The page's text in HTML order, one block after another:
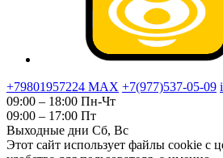
+79801957224 МАХ +7(977)537-05-09
09:00 – 18:00 Пн-Чт
09:00 – 17:00 Пт
Выходные дни Сб, Вс
Этот сайт использует файлы cookie с